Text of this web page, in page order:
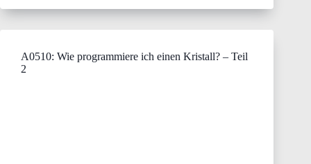
A0510: Wie programmiere ich einen Kristall? – Teil
2